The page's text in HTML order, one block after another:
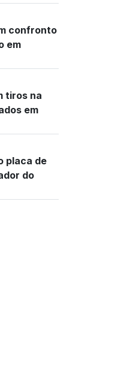
confronto
em
tiros na
em
placa de
do